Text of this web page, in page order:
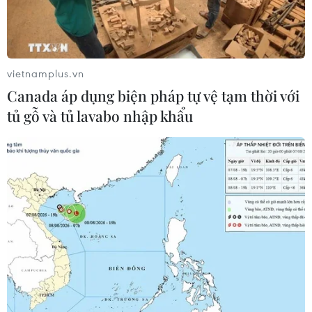
Agribank và hành trình
bền bỉ “không để ai bị bỏ
lại phía sau”
Trong 37 năm, Agribank không
ngừng hỗ trợ người nghèo, khắc
phục hậu quả thiên tai và phát
hộ hàng trăm tỷ đồng trong các
hoạt động an sinh xã hội.
Đối với thẻ quốc tế: Hoàn 30% giá trị giao dịch,
áp dụng cho hóa đơn từ 500.000 đồng trở lên
(tối đa 370.000 đồng/khách hàng).
Đối với thẻ Lộc Việt: Thẻ phát hành mới từ ngày
01/3/2025 hoàn 50% giá trị giao dịch, áp dụng
vietnamplus.vn
Canada áp dụng biện pháp tự vệ tạm thời với
tủ gỗ và tủ lavabo nhập khẩu